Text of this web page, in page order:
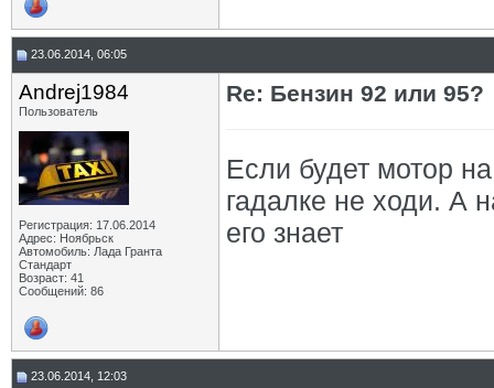
23.06.2014, 06:05
Andrej1984
Пользователь
Регистрация: 17.06.2014
Адрес: Ноябрьск
Автомобиль: Лада Гранта
Стандарт
Возраст: 41
Сообщений: 86
Re: Бензин 92 или 95?
Если будет мотор
гадалке не ходи. А
его знает
23.06.2014, 12:03